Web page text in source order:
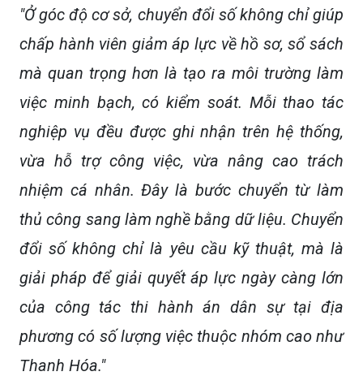
"Ở góc độ cơ sở, chuyển đổi số không chỉ giúp
chấp hành viên giảm áp lực về hồ sơ, sổ sách
mà quan trọng hơn là tạo ra môi trường làm
việc minh bạch, có kiểm soát. Mỗi thao tác
nghiệp vụ đều được ghi nhận trên hệ thống,
vừa hỗ trợ công việc, vừa nâng cao trách
nhiệm cá nhân. Đây là bước chuyển từ làm
thủ công sang làm nghề bằng dữ liệu. Chuyển
đổi số không chỉ là yêu cầu kỹ thuật, mà là
giải pháp để giải quyết áp lực ngày càng lớn
của công tác thi hành án dân sự tại địa
phương có số lượng việc thuộc nhóm cao như
Thanh Hóa."